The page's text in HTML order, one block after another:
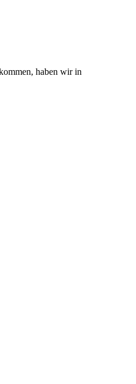
haben wir in